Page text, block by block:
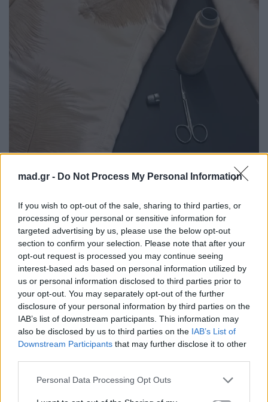
mad.gr - Do Not Process My Personal Information
If you wish to opt-out of the sale, sharing to third parties, or
processing of your personal or sensitive information for
targeted advertising by us, please use the below opt-out
section to confirm your selection. Please note that after your
opt-out request is processed you may continue seeing
interest-based ads based on personal information utilized by
us or personal information disclosed to third parties prior to
your opt-out. You may separately opt-out of the further
disclosure of your personal information by third parties on the
IAB’s list of downstream participants. This information may
also be disclosed by us to third parties on the IAB’s List of
Downstream Participants that may further disclose it to other
Personal Data Processing Opt Outs
https://www.instagram.com/officiallkl/
5. Έχουμε δει ότι μέχρι στιγμής έχεις ιστορικό
στον σχεδιασμό κυρίως γυναικείων ενδυμάτων.
Τι ήταν αυτό που σε έκανε να συνεργαστείς με
τον Ακύλα και να δημιουργήσεις ενδύματα σε
ανδρική γραμμή;